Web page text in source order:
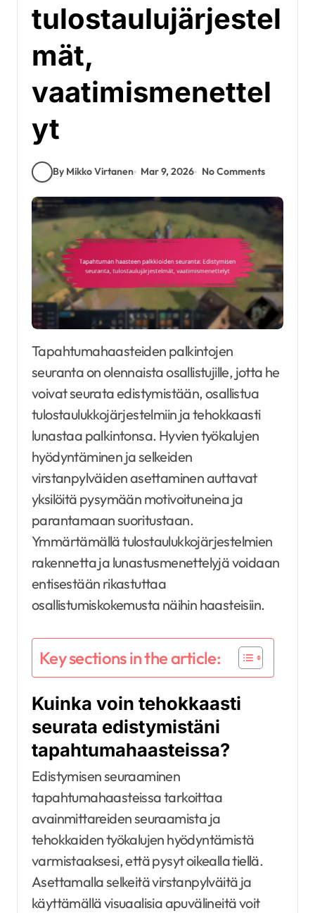
tulostaulujärjestel
mät,
vaatimismenettel
yt
By Mikko Virtanen Mar 9, 2026 No Comments
Tapahtumahaasteiden palkintojen
seuranta on olennaista osallistujille, jotta he
voivat seurata edistymistään, osallistua
tulostaulukkojärjestelmiin ja tehokkaasti
lunastaa palkintonsa. Hyvien työkalujen
hyödyntäminen ja selkeiden
virstanpylväiden asettaminen auttavat
yksilöitä pysymään motivoituneina ja
parantamaan suoritustaan.
Ymmärtämällä tulostaulukkojärjestelmien
rakennetta ja lunastusmenettelyjä voidaan
entisestään rikastuttaa
osallistumiskokemusta näihin haasteisiin.
Key sections in the article:
Kuinka voin tehokkaasti
seurata edistymistäni
tapahtumahaasteissa?
Edistymisen seuraaminen
tapahtumahaasteissa tarkoittaa
avainmittareiden seuraamista ja
tehokkaiden työkalujen hyödyntämistä
varmistaaksesi, että pysyt oikealla tiellä.
Asettamalla selkeitä virstanpylväitä ja
käyttämällä visuaalisia apuvälineitä voit